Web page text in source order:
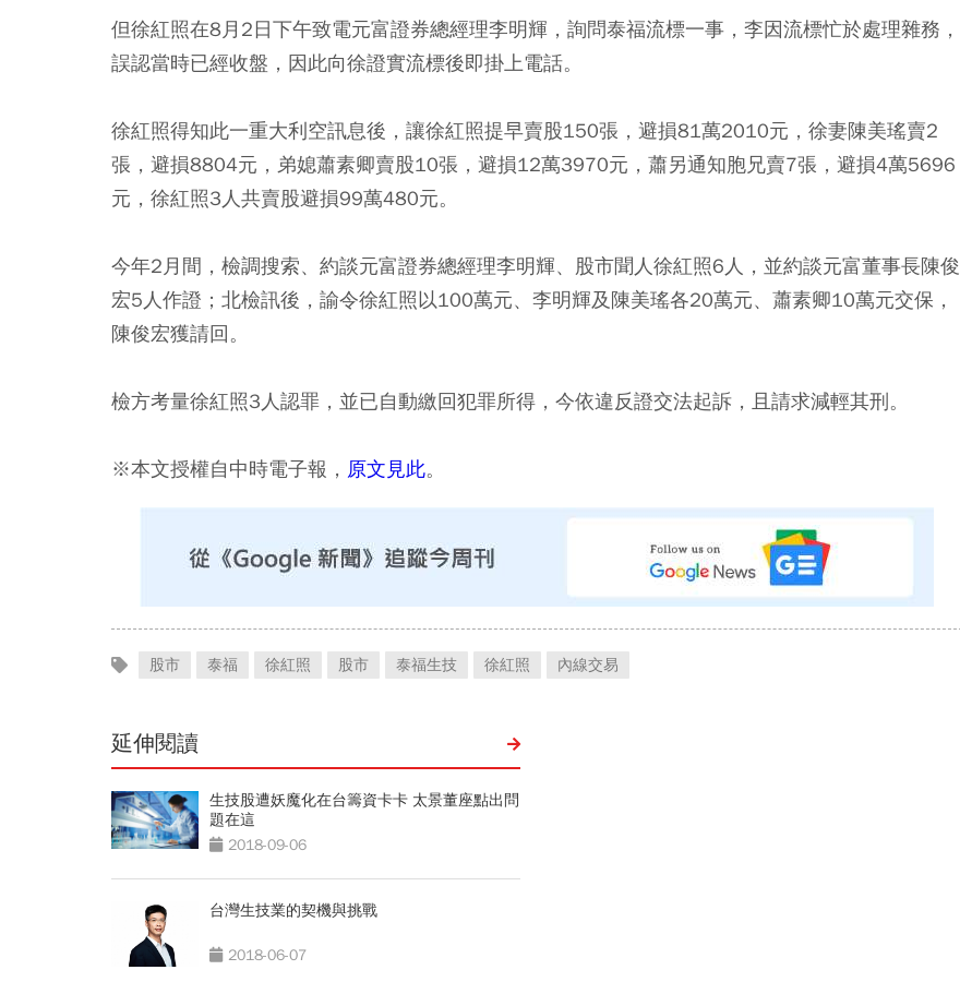
但徐紅照在8月2日下午致電元富證券總經理李明輝，詢問泰福流標一事，李因流標忙於處理雜務，
誤認當時已經收盤，因此向徐證實流標後即掛上電話。
徐紅照得知此一重大利空訊息後，讓徐紅照提早賣股150張，避損81萬2010元，徐妻陳美瑤賣2
張，避損8804元，弟媳蕭素卿賣股10張，避損12萬3970元，蕭另通知胞兄賣7張，避損4萬5696
元，徐紅照3人共賣股避損99萬480元。
今年2月間，檢調搜索、約談元富證券總經理李明輝、股市聞人徐紅照6人，並約談元富董事長陳俊
宏5人作證；北檢訊後，諭令徐紅照以100萬元、李明輝及陳美瑤各20萬元、蕭素卿10萬元交保，
陳俊宏獲請回。
檢方考量徐紅照3人認罪，並已自動繳回犯罪所得，今依違反證交法起訴，且請求減輕其刑。
※本文授權自中時電子報， 原文見此。
股市 泰福 徐紅照 股市 泰福生技 徐紅照 內線交易
延伸閱讀
生技股遭妖魔化在台籌資卡卡 太景董座點出問
題在這
2018-09-06
台灣生技業的契機與挑戰
2018-06-07